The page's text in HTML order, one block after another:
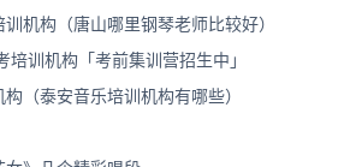
机构（唐山哪里钢琴老师比较好）
训机构「考前集训营招生中」
（泰安音乐培训机构有哪些）